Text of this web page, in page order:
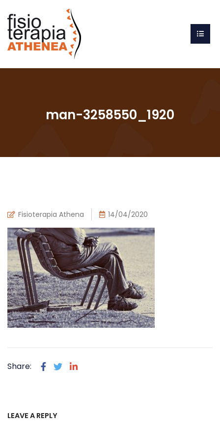
man-3258550_1920
Fisioterapia Athena 14/04/2020
Share:
LEAVE A REPLY